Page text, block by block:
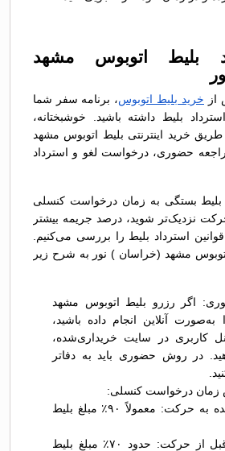
بلیط اتوبوس مشهد
خرید بلیط اتوبوس، برنامه سفر شما
بلیط داشته باشید. خوشبختانه،
طریق خرید اینترنتی بلیط اتوبوس مشهد
حضوری، درخواست لغو و استرداد
بلیط بستگی به زمان درخواست کنسلی
نزدیک‌تر شوید، درصد جریمه بیشتر
استرداد بلیط را بررسی می‌کنیم.
اتوبوس مشهد (خراسان ) نور به شرح زیر
اگر رزرو بلیط اتوبوس مشهد
آنلاین انجام داده باشید،
کاربری در سایت خریداری‌شده،
در روش حضوری باید به دفاتر
زمان درخواست کنسلی:
قبل از ۱۲ ساعت مانده به حرکت: معمولاً ۹۰٪ مبلغ بلیط
بین ۶ تا ۱۲ ساعت قبل از حرکت: حدود ۷۰٪ مبلغ بلیط